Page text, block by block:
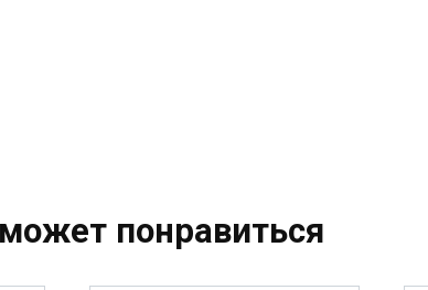
понравиться